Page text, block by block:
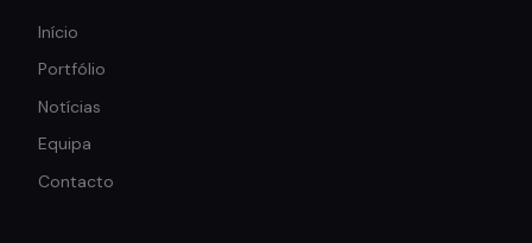
Início
Portfólio
Notícias
Equipa
Contacto